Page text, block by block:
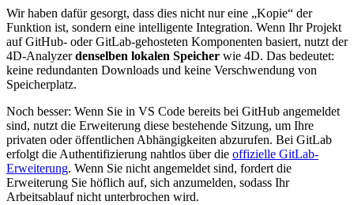
Wir haben dafür gesorgt, dass dies nicht nur eine „Kopie“ der
Funktion ist, sondern eine intelligente Integration. Wenn Ihr Projekt
auf GitHub- oder GitLab-gehosteten Komponenten basiert, nutzt der
4D-Analyzerdenselben lokalen Speicher wie 4D. Das bedeutet:
keine redundanten Downloads und keine Verschwendung von
Speicherplatz.
Noch besser: Wenn Sie in VS Code bereits bei GitHub angemeldet
sind, nutzt die Erweiterung diese bestehende Sitzung, um Ihre
privaten oder öffentlichen Abhängigkeiten abzurufen. Bei GitLab
erfolgt die Authentifizierung nahtlos über die offizielle GitLab-
Erweiterung. Wenn Sie nicht angemeldet sind, fordert die
Erweiterung Sie höflich auf, sich anzumelden, sodass Ihr
Arbeitsablauf nicht unterbrochen wird.